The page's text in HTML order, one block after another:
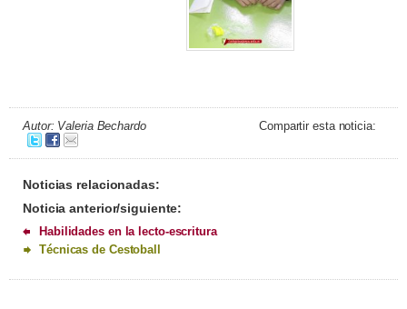
Autor: Valeria Bechardo Compartir esta noticia:
Noticias relacionadas:
Noticia anterior/siguiente:
Habilidades en la lecto-escritura
Técnicas de Cestoball